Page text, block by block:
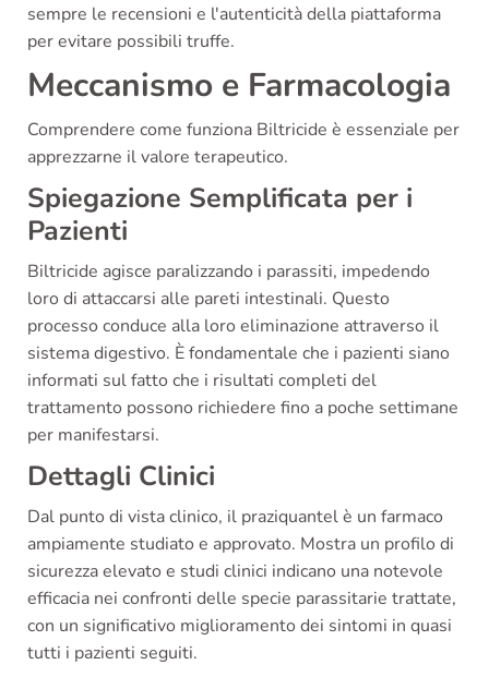
sempre le recensioni e l'autenticità della piattaforma
per evitare possibili truffe.
Meccanismo e Farmacologia
Comprendere come funziona Biltricide è essenziale per
apprezzarne il valore terapeutico.
Spiegazione Semplificata per i
Pazienti
Biltricide agisce paralizzando i parassiti, impedendo
loro di attaccarsi alle pareti intestinali. Questo
processo conduce alla loro eliminazione attraverso il
sistema digestivo. È fondamentale che i pazienti siano
informati sul fatto che i risultati completi del
trattamento possono richiedere fino a poche settimane
per manifestarsi.
Dettagli Clinici
Dal punto di vista clinico, il praziquantel è un farmaco
ampiamente studiato e approvato. Mostra un profilo di
sicurezza elevato e studi clinici indicano una notevole
efficacia nei confronti delle specie parassitarie trattate,
con un significativo miglioramento dei sintomi in quasi
tutti i pazienti seguiti.